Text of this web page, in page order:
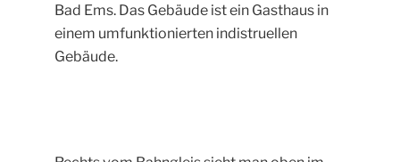
Bad Ems. Das Gebäude ist ein Gasthaus in
einem umfunktionierten indistruellen
Gebäude.